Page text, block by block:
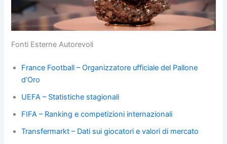
Fonti Esterne Autorevoli
France Football – Organizzatore ufficiale del Pallone
d’Oro
UEFA – Statistiche stagionali
FIFA – Ranking e competizioni internazionali
Transfermarkt – Dati sui giocatori e valori di mercato